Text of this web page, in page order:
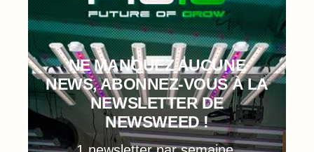
NE MANQUEZ AUCUNE
NEWS, ABONNEZ-VOUS À LA
NEWSLETTER DE
NEWSWEED !